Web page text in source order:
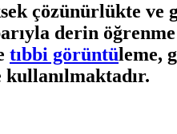
çözünürlükte ve
derin öğrenme
tıbbi görüntüleme,